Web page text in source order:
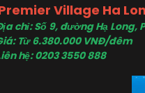
Village Ha
chỉ: Số 9, đường Hạ Long,
Từ 6.380.000 VNĐ/đêm
hệ: 0203 3550 888